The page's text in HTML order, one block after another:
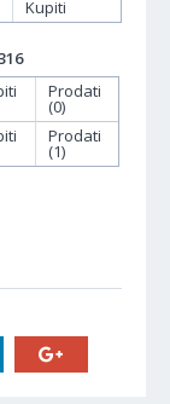
Kupiti
Prodati
(0)
Prodati
(1)